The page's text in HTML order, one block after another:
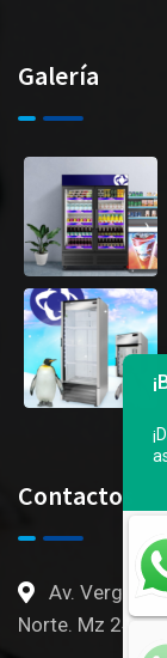
Galería
Contactos
Av.
Norte. Mz 246